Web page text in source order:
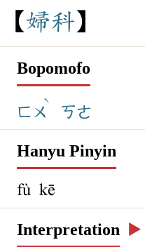
婦科
Bopomofo
ㄈㄨ
ˋ
ㄎㄜ
Hanyu Pinyin
fù kē
Interpretation ▶️